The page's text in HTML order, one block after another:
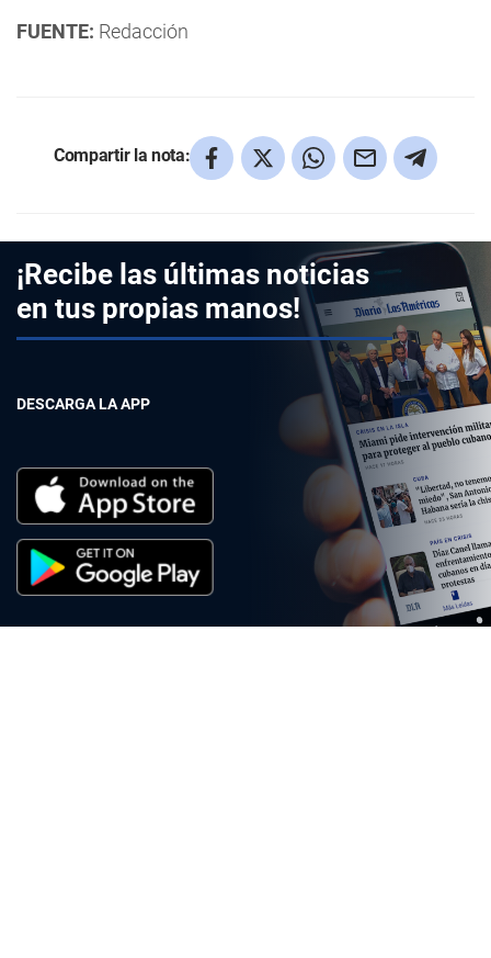
FUENTE: Redacción
Compartir la nota:
¡Recibe las últimas noticias
en tus propias manos!
DESCARGA LA APP